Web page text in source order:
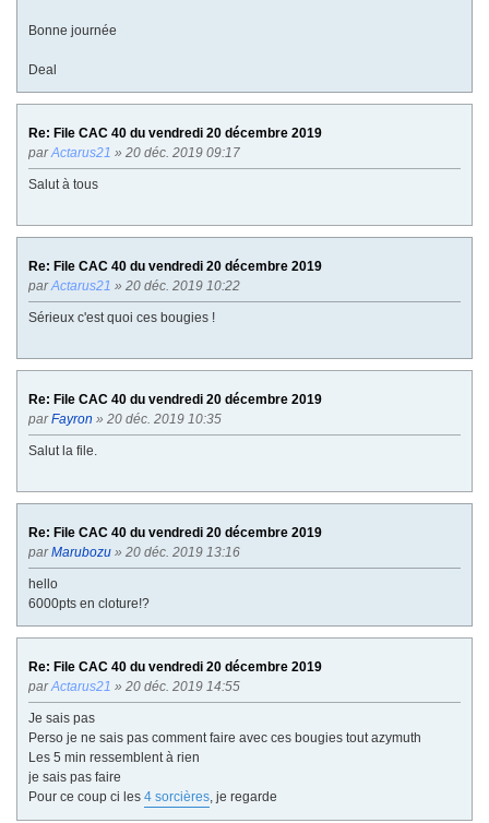
Bonne journée
Deal
Re: File CAC 40 du vendredi 20 décembre 2019
parActarus21 » 20 déc. 2019 09:17
Salut à tous
Re: File CAC 40 du vendredi 20 décembre 2019
parActarus21 » 20 déc. 2019 10:22
Sérieux c'est quoi ces bougies !
Re: File CAC 40 du vendredi 20 décembre 2019
parFayron » 20 déc. 2019 10:35
Salut la file.
Re: File CAC 40 du vendredi 20 décembre 2019
parMarubozu » 20 déc. 2019 13:16
hello
6000pts en cloture!?
Re: File CAC 40 du vendredi 20 décembre 2019
parActarus21 » 20 déc. 2019 14:55
Je sais pas
Perso je ne sais pas comment faire avec ces bougies tout azymuth
Les 5 min ressemblent à rien
je sais pas faire
Pour ce coup ci les 4 sorcières, je regarde